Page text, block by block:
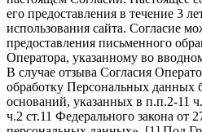
его предоставления в течение 3
использования сайта. Согласие
предоставления письменного
Оператора, указанному во
В случае отзыва Согласия
обработку Персональных данных
оснований, указанных в п.п.2-11
ч.2 ст.11 Федерального закона